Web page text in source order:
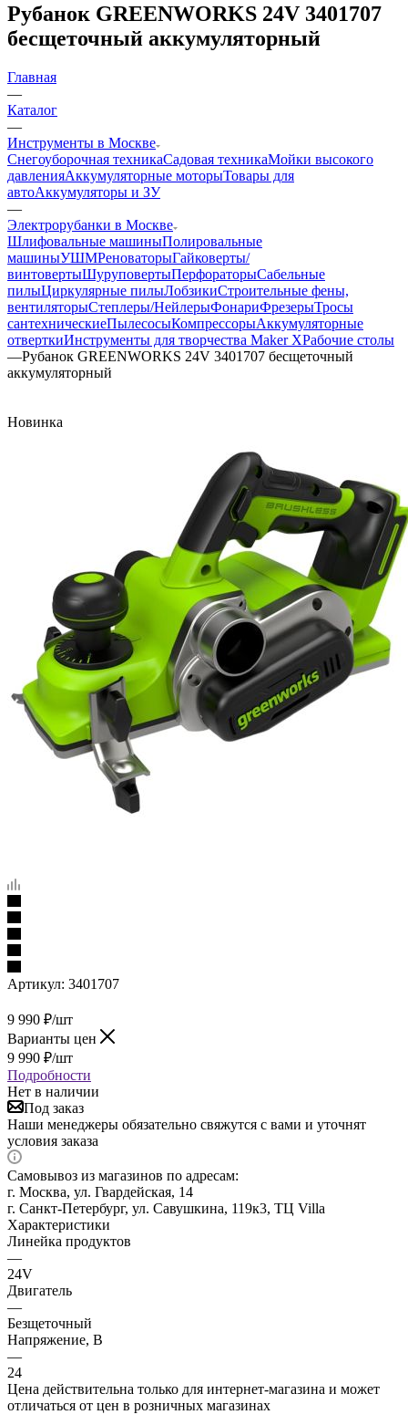
Рубанок GREENWORKS 24V 3401707
бесщеточный аккумуляторный
Главная
—
Каталог
—
Инструменты в Москве
Снегоуборочная техникаСадовая техникаМойки высокого
давленияАккумуляторные моторыТовары для
автоАккумуляторы и ЗУ
—
Электрорубанки в Москве
Шлифовальные машиныПолировальные
машиныУШМРеноваторыГайковерты/
винтовертыШуруповертыПерфораторыСабельные
пилыЦиркулярные пилыЛобзикиСтроительные фены,
вентиляторыСтеплеры/НейлерыФонариФрезерыТросы
сантехническиеПылесосыКомпрессорыАккумуляторные
отверткиИнструменты для творчества Maker XРабочие столы
—Рубанок GREENWORKS 24V 3401707 бесщеточный
аккумуляторный
Новинка
Артикул: 3401707
9 990 ₽/шт
Варианты цен
9 990 ₽/шт
Подробности
Нет в наличии
Под заказ
Наши менеджеры обязательно свяжутся с вами и уточнят
условия заказа
Самовывоз из магазинов по адресам:
г. Москва, ул. Гвардейская, 14
г. Санкт-Петербург, ул. Савушкина, 119к3, ТЦ Villa
Характеристики
Линейка продуктов
—
24V
Двигатель
—
Безщеточный
Напряжение, В
—
24
Цена действительна только для интернет-магазина и может
отличаться от цен в розничных магазинах